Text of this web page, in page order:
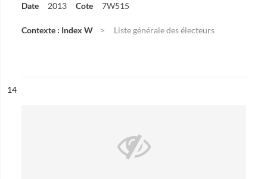
Date 2013 Cote 7W515
Contexte : Index W Liste générale des électeurs
n°
14